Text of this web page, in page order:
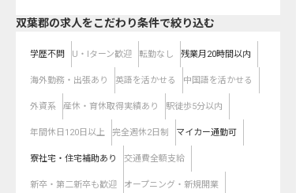
双葉郡の求人をこだわり条件で絞り込む
学歴不問 U・Iターン歓迎 転勤なし 残業月20時間以内
海外勤務・出張あり 英語を活かせる 中国語を活かせる
外資系 産休・育休取得実績あり 駅徒歩5分以内
年間休日120日以上 完全週休2日制 マイカー通勤可
寮社宅・住宅補助あり 交通費全額支給
新卒・第二新卒も歓迎 オープニング・新規開業